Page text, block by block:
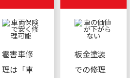
雹害車修
理は「車
板金塗装
での修理